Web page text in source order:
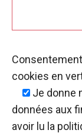
cookies en
Je donne
données aux
avoir lu la